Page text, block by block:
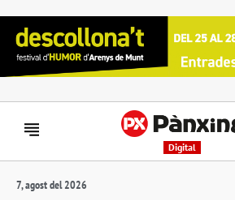
Digital
7, agost del 2026